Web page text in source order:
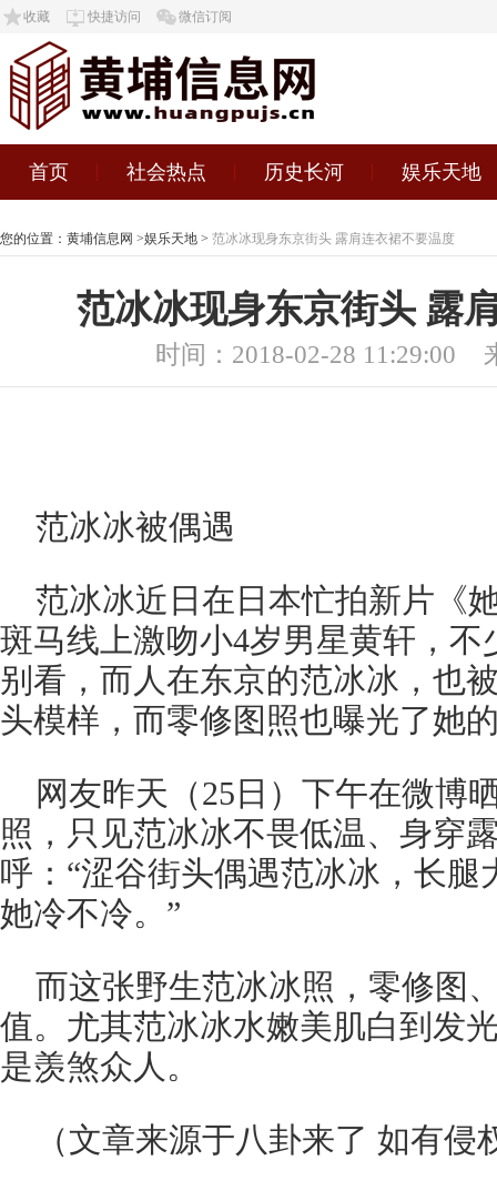
收藏 快捷访问 微信订阅
首页 社会热点 历史长河 娱乐天地
您的位置： 黄埔信息网 >娱乐天地 > 范冰冰现身东京街头 露肩连衣裙不要温度
范冰冰现身东京街头 露
时间：2018-02-28 11:29:00
范冰冰被偶遇
范冰冰近日在日本忙拍新片《
斑马线上激吻小4岁男星黄轩，
别看，而人在东京的范冰冰，也
头模样，而零修图照也曝光了她
网友昨天（25日）下午在微博
照，只见范冰冰不畏低温、身穿
呼：“涩谷街头偶遇范冰冰，长
她冷不冷。”
而这张野生范冰冰照，零修图
值。尤其范冰冰水嫩美肌白到发
是羡煞众人。
（文章来源于八卦来了 如有侵